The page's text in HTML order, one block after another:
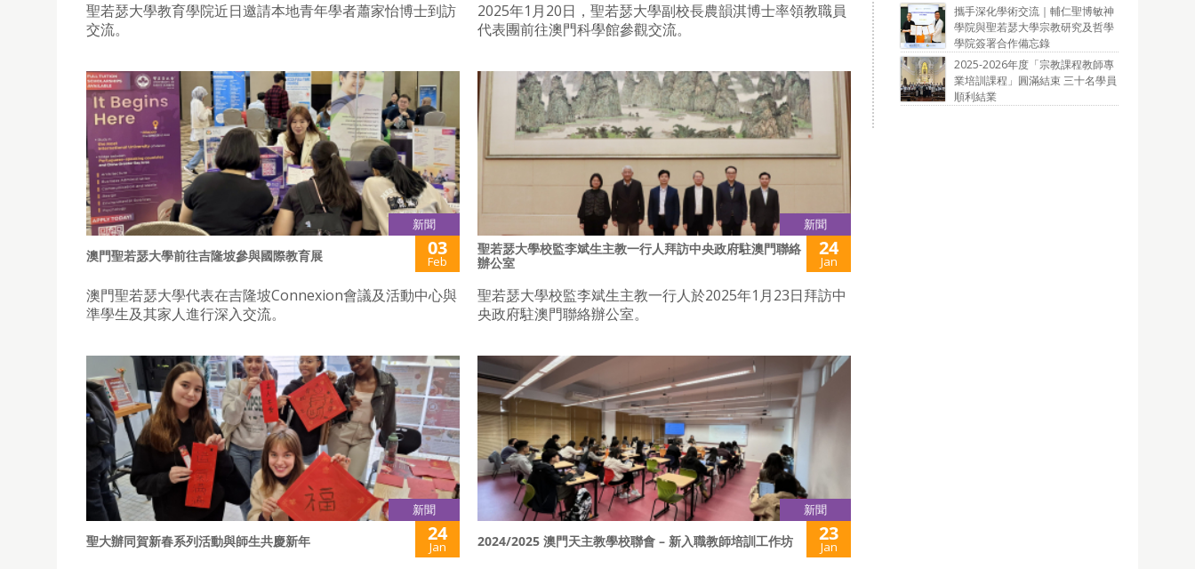
聖若瑟大學教育學院近日邀請本地青年學者蕭家怡博士到訪
交流。
2025年1月20日，聖若瑟大學副校長農韻淇博士率領教職員
代表團前往澳門科學館參觀交流。
新聞
澳門聖若瑟大學前往吉隆坡參與國際教育展 03
Feb
澳門聖若瑟大學代表在吉隆坡Connexion會議及活動中心與
準學生及其家人進行深入交流。
新聞
聖若瑟大學校監李斌生主教一行人拜訪中央政府駐澳門聯絡
辦公室
24
Jan
聖若瑟大學校監李斌生主教一行人於2025年1月23日拜訪中
央政府駐澳門聯絡辦公室。
新聞
聖大辦同賀新春系列活動與師生共慶新年 24
Jan
新聞
2024/2025 澳門天主教學校聯會 – 新入職教師培訓工作坊 23
Jan
攜手深化學術交流｜輔仁聖博敏神
學院與聖若瑟大學宗教研究及哲學
學院簽署合作備忘錄
2025-2026年度「宗教課程教師專
業培訓課程」圓滿結束 三十名學員
順利結業